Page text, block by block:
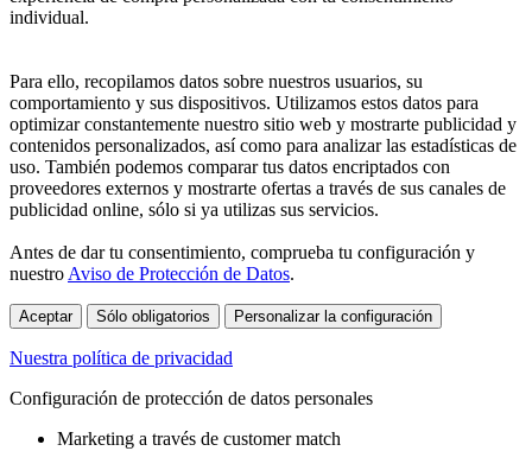
individual.
Para ello, recopilamos datos sobre nuestros usuarios, su
comportamiento y sus dispositivos. Utilizamos estos datos para
optimizar constantemente nuestro sitio web y mostrarte publicidad y
contenidos personalizados, así como para analizar las estadísticas de
uso. También podemos comparar tus datos encriptados con
proveedores externos y mostrarte ofertas a través de sus canales de
publicidad online, sólo si ya utilizas sus servicios.
Antes de dar tu consentimiento, comprueba tu configuración y
nuestroAviso de Protección de Datos.
Aceptar Sólo obligatorios Personalizar la configuración
Nuestra política de privacidad
Configuración de protección de datos personales
Marketing a través de customer match